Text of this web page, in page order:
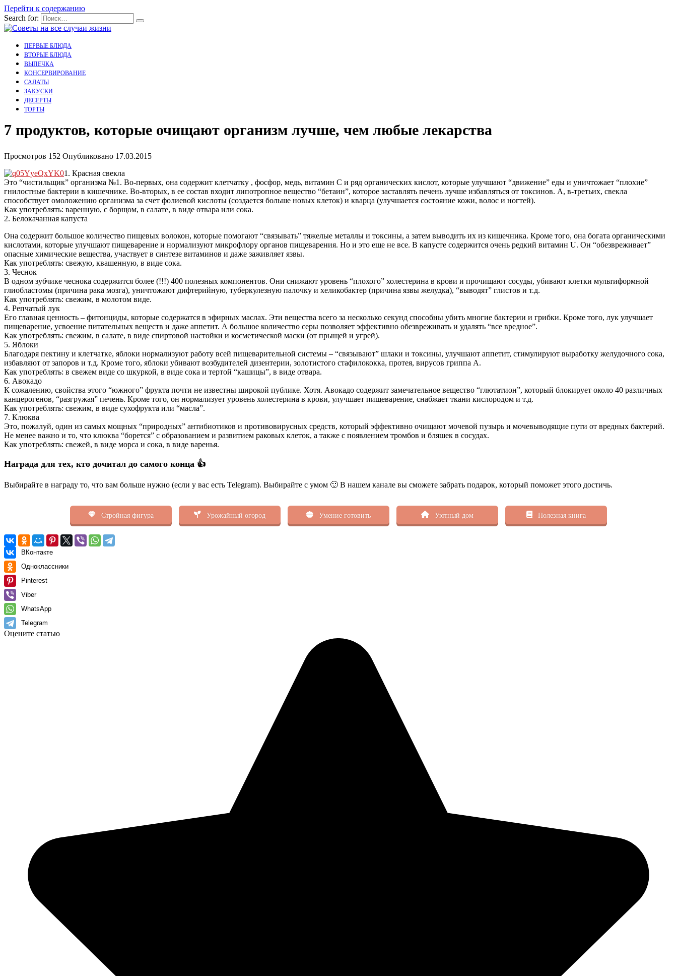
Перейти к содержанию
Search for:
ПЕРВЫЕ БЛЮДА
ВТОРЫЕ БЛЮДА
ВЫПЕЧКА
КОНСЕРВИРОВАНИЕ
САЛАТЫ
ЗАКУСКИ
ДЕСЕРТЫ
ТОРТЫ
7 продуктов, которые очищают организм лучше, чем любые лекарства
Просмотров 152 Опубликовано 17.03.2015
1. Красная свекла
Это “чистильщик” организма №1. Во-первых, она содержит клетчатку , фосфор, медь, витамин С и ряд органических кислот, которые улучшают “движение” еды и уничтожает “плохие”
гнилостные бактерии в кишечнике. Во-вторых, в ее состав входит липотропное вещество “бетаин”, которое заставлять печень лучше избавляться от токсинов. А, в-третьих, свекла
способствует омоложению организма за счет фолиевой кислоты (создается больше новых клеток) и кварца (улучшается состояние кожи, волос и ногтей).
Как употреблять: варенную, с борщом, в салате, в виде отвара или сока.
2. Белокачанная капуста
Она содержит большое количество пищевых волокон, которые помогают “связывать” тяжелые металлы и токсины, а затем выводить их из кишечника. Кроме того, она богата органическими
кислотами, которые улучшают пищеварение и нормализуют микрофлору органов пищеварения. Но и это еще не все. В капусте содержится очень редкий витамин U. Он “обезвреживает”
опасные химические вещества, участвует в синтезе витаминов и даже заживляет язвы.
Как употреблять: свежую, квашенную, в виде сока.
3. Чеснок
В одном зубчике чеснока содержится более (!!!) 400 полезных компонентов. Они снижают уровень “плохого” холестерина в крови и прочищают сосуды, убивают клетки мультиформной
глиобластомы (причина рака мозга), уничтожают дифтерийную, туберкулезную палочку и хеликобактер (причина язвы желудка), “выводят” глистов и т.д.
Как употреблять: свежим, в молотом виде.
4. Репчатый лук
Его главная ценность – фитонциды, которые содержатся в эфирных маслах. Эти вещества всего за несколько секунд способны убить многие бактерии и грибки. Кроме того, лук улучшает
пищеварение, усвоение питательных веществ и даже аппетит. А большое количество серы позволяет эффективно обезвреживать и удалять “все вредное”.
Как употреблять: свежим, в салате, в виде спиртовой настойки и косметической маски (от прыщей и угрей).
5. Яблоки
Благодаря пектину и клетчатке, яблоки нормализуют работу всей пищеварительной системы – “связывают” шлаки и токсины, улучшают аппетит, стимулируют выработку желудочного сока,
избавляют от запоров и т.д. Кроме того, яблоки убивают возбудителей дизентерии, золотистого стафилококка, протея, вирусов гриппа А.
Как употреблять: в свежем виде со шкуркой, в виде сока и тертой “кашицы”, в виде отвара.
6. Авокадо
К сожалению, свойства этого “южного” фрукта почти не известны широкой публике. Хотя. Авокадо содержит замечательное вещество “глютатион”, который блокирует около 40 различных
канцерогенов, “разгружая” печень. Кроме того, он нормализует уровень холестерина в крови, улучшает пищеварение, снабжает ткани кислородом и т.д.
Как употреблять: свежим, в виде сухофрукта или “масла”.
7. Клюква
Это, пожалуй, один из самых мощных “природных” антибиотиков и противовирусных средств, который эффективно очищают мочевой пузырь и мочевыводящие пути от вредных бактерий.
Не менее важно и то, что клюква “борется” с образованием и развитием раковых клеток, а также с появлением тромбов и бляшек в сосудах.
Как употреблять: свежей, в виде морса и сока, в виде варенья.
Награда для тех, кто дочитал до самого конца 👍
Выбирайте в награду то, что вам больше нужно (если у вас есть Telegram). Выбирайте с умом 🙂 В нашем канале вы сможете забрать подарок, который поможет этого достичь.
Стройная фигура Урожайный огород Умение готовить Уютный дом Полезная книга
ВКонтакте
Одноклассники
Pinterest
Viber
WhatsApp
Telegram
Оцените статью